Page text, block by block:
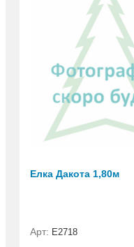
Елка Дакота 1,80м
Арт: Е2718